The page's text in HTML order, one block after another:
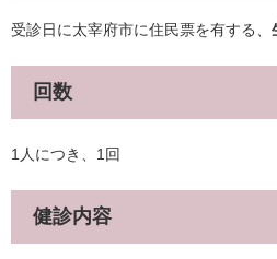
受診日に太宰府市に住民票を有する、
回数
1人につき、1回
健診内容